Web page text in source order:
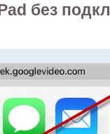
без